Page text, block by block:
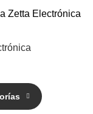
Zetta Electrónica